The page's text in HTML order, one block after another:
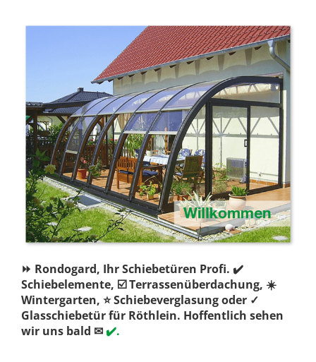
⏩ Rondogard, Ihr Schiebetüren Profi. ✔️
Schiebelemente, ☑️ Terrassenüberdachung, ☀️
Wintergarten, ⭐ Schiebeverglasung oder ✓
Glasschiebetür für Röthlein. Hoffentlich sehen
wir uns bald ✉✔️.